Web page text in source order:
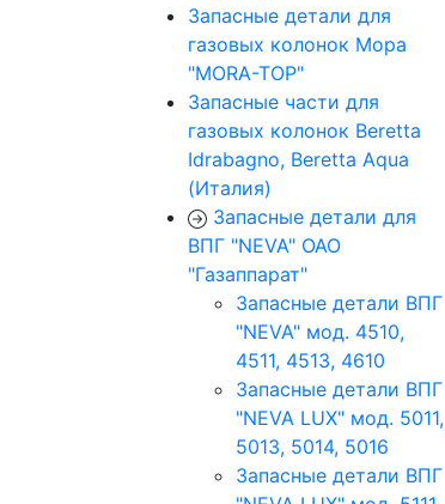
Запасные детали для
газовых колонок Мора
"МORA-TOP"
Запасные части для
газовых колонок Beretta
Idrabagno, Beretta Aqua
(Италия)
Запасные детали для
ВПГ "NEVA" ОАО
"Газаппарат"
Запасные детали ВПГ
"NEVA" мод. 4510,
4511, 4513, 4610
Запасные детали ВПГ
"NEVA LUX" мод. 5011,
5013, 5014, 5016
Запасные детали ВПГ